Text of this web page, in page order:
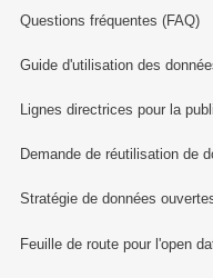
Questions fréquentes (FAQ)
Guide d'utilisation des
Lignes directrices pour la
Demande de réutilisation de
Stratégie de données
Feuille de route pour l'open